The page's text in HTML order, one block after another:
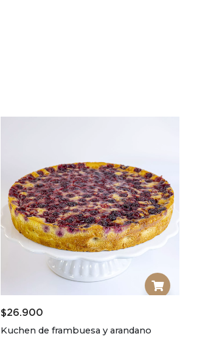
$26.900
Kuchen de frambuesa y arandano